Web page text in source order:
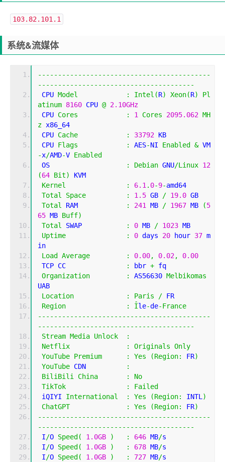
103.82.101.1
系统&流媒体
-------------------------------------------
---------------------------------------
CPU Model : Intel (R) Xeon(R)
Pl
atinum 8160 CPU @ 2.10GHz
CPU Cores : 1 Cores 2095.062 MH
z x86_64
CPU Cache : 33792 KB
CPU Flags : AES-NI Enabled & VM
-x/AMD-V Enabled
OS
: Debian GNU/Linux 12
(64 Bit)
KVM
Kernel
: 6.1 . 0-9-amd64
Total
Space : 1.5 GB / 19.0 GB
Total
RAM : 241 MB / 1967 MB (5
65 MB Buff)
Total
SWAP : 0 MB / 1023 MB
Uptime
: 0 days 20 hour 37 m
in
Load
Average : 0.00, 0.02,
0.00
TCP CC
: bbr + fq
Organization
: AS56630 Melbikomas
UAB
Location
: Paris / FR
Region
: Île-de-France
-------------------------------------------
---------------------------------------
Stream Media Unlock
:
Netflix
: Originals Only
YouTube Premium : Yes (Region: FR)
YouTube CDN
:
BiliBili
China :
No
TikTok
:
Failed
iQIYI International : Yes (Region: INTL )
ChatGPT
: Yes (Region: FR)
-------------------------------------------
---------------------------------------
I/O Speed ( 1.0GB ) : 646 MB/s
I/O Speed ( 1.0GB ) : 678 MB/s
I/O Speed ( 1.0GB ) : 727 MB/s